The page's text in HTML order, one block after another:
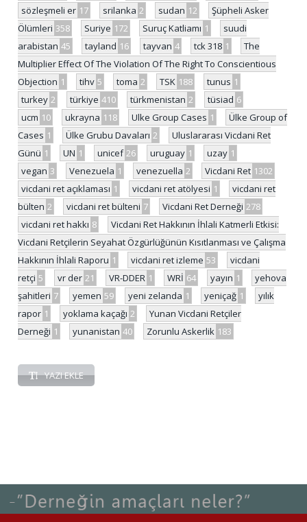
sözleşmeli er 17 srilanka 2 sudan 12
Şüpheli Asker
Ölümleri 358 Suriye 172 Suruç Katliamı 1
suudi
arabistan 45 tayland 16 tayvan 4 tck 318 1
The
Multiplier Effect Of The Violation Of The Right To Conscientious
Objection 1 tihv 5 toma 2 TSK 188 tunus 1
turkey 2 türkiye 410 türkmenistan 2 tüsiad 6
ucm 10 ukrayna 118 Ulke Group Cases 1
Ülke Group of
Cases 1 Ülke Grubu Davaları 2
Uluslararası Vicdani Ret
Günü 1 UN 1 unicef 26 uruguay 1 uzay 1
vegan 3 Venezuela 1 venezuella 2 Vicdani Ret 1302
vicdani ret açıklaması 1 vicdani ret atölyesi 1
vicdani ret
bülten 2 vicdani ret bülteni 7 Vicdani Ret Derneği 278
vicdani ret hakkı 8
Vicdani Ret Hakkının İhlali Katmerli Etkisi:
Vicdani Retçilerin Seyahat Özgürlüğünün Kısıtlanması ve Çalışma
Hakkının İhlali Raporu 1 vicdani ret izleme 53
vicdani
retçi 5 vr der 21 VR-DDER 1 WRİ 64 yayın 1
yehova
şahitleri 7 yemen 59 yeni zelanda 1 yeniçağ 1
yılık
rapor 1 yoklama kaçağı 2
Yunan Vicdani Retçiler
Derneği 1 yunanistan 40 Zorunlu Askerlik 183
YAZI EKLE